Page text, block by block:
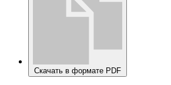
Скачать в формате PDF